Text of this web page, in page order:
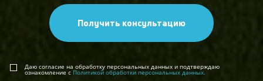
Получить консультацию
Даю согласие на обработку персональных данных и подтверждаю
ознакомление с Политикой обработки персональных данных.